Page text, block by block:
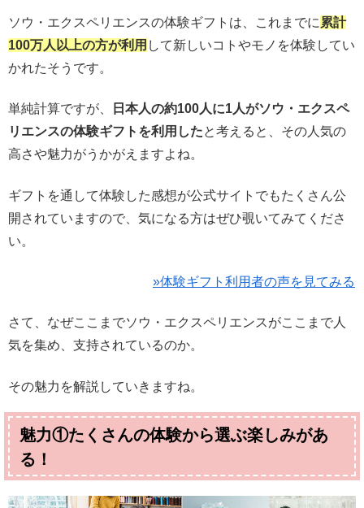
ソウ・エクスペリエンスの体験ギフトは、これまでに 累計
100万人以上の方が利用 して新しいコトやモノを体験してい
かれたそうです。
単純計算ですが、
日本人の約100人に1人がソウ・エクスペ
リエンスの体験ギフトを利用したと考えると、その人気の
高さや魅力がうかがえますよね。
ギフトを通して体験した感想が公式サイトでもたくさん公
開されていますので、気になる方はぜひ覗いてみてくださ
い。
»体験ギフト利用者の声を見てみる
さて、なぜここまでソウ・エクスペリエンスがここまで人
気を集め、支持されているのか。
その魅力を解説していきますね。
魅力①たくさんの体験から選ぶ楽しみがあ
る！